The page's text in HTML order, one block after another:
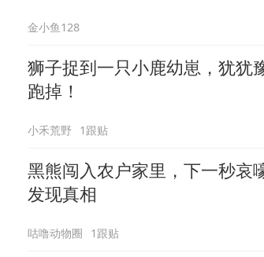
金小鱼128
狮子捉到一只小鹿幼崽，犹犹
跑掉！
小禾荒野 1跟贴
黑熊闯入农户家里，下一秒哀
发现真相
咕噜动物圈 1跟贴